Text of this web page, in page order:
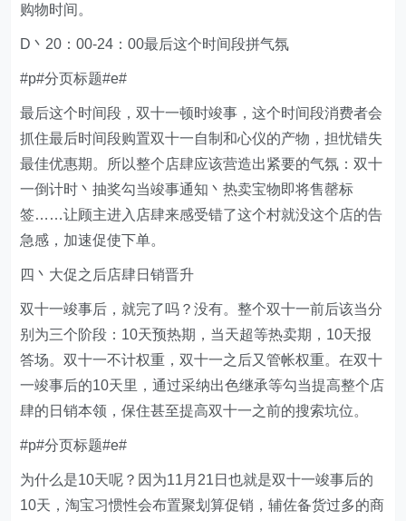
购物时间。
D丶20：00-24：00最后这个时间段拼气氛
#p#分页标题#e#
最后这个时间段，双十一顿时竣事，这个时间段消费者会
抓住最后时间段购置双十一自制和心仪的产物，担忧错失
最佳优惠期。所以整个店肆应该营造出紧要的气氛：双十
一倒计时丶抽奖勾当竣事通知丶热卖宝物即将售罄标
签……让顾主进入店肆来感受错了这个村就没这个店的告
急感，加速促使下单。
四丶大促之后店肆日销晋升
双十一竣事后，就完了吗？没有。整个双十一前后该当分
别为三个阶段：10天预热期，当天超等热卖期，10天报
答场。双十一不计权重，双十一之后又管帐权重。在双十
一竣事后的10天里，通过采纳出色继承等勾当提高整个店
肆的日销本领，保住甚至提高双十一之前的搜索坑位。
#p#分页标题#e#
为什么是10天呢？因为11月21日也就是双十一竣事后的
10天，淘宝习惯性会布置聚划算促销，辅佐备货过多的商